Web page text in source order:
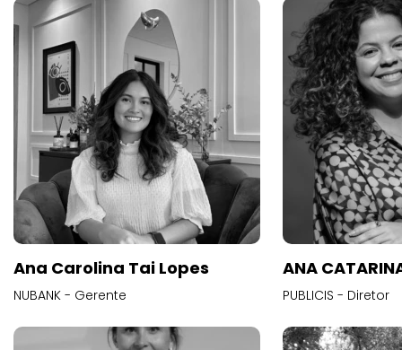
Ana Carolina Tai Lopes
NUBANK - Gerente
ANA
PUBLICIS - Diretor